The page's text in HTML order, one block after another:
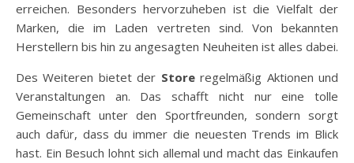
erreichen. Besonders hervorzuheben ist die Vielfalt der
Marken, die im Laden vertreten sind. Von bekannten
Herstellern bis hin zu angesagten Neuheiten ist alles dabei.
Des Weiteren bietet der Storeregelmäßig Aktionen und
Veranstaltungen an. Das schafft nicht nur eine tolle
Gemeinschaft unter den Sportfreunden, sondern sorgt
auch dafür, dass du immer die neuesten Trends im Blick
hast. Ein Besuch lohnt sich allemal und macht das Einkaufen